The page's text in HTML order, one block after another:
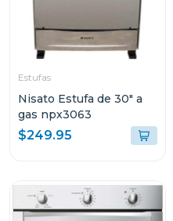
Estufas
Nisato Estufa de 30" a
gas npx3063
$249.95